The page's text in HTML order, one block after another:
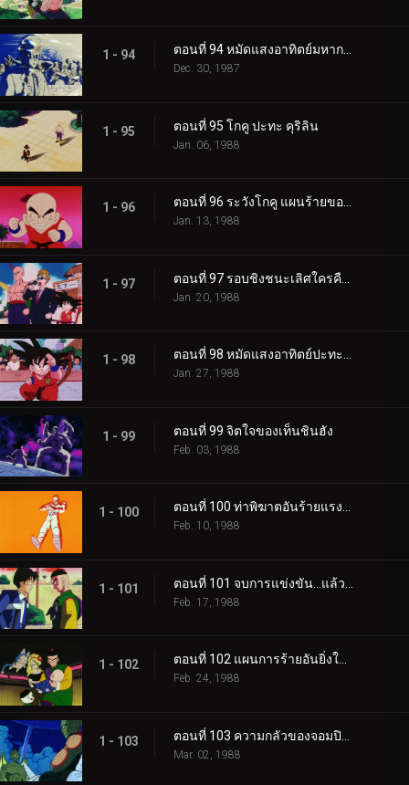
1 - 94 ตอนที่ 94 หมัดแสงอาทิตย์มหากาฬ
Dec. 30, 1987
1 - 95 ตอนที่ 95 โกคู ปะทะ คุริลิน
Jan. 06, 1988
1 - 96 ตอนที่ 96 ระวังโกคู แผนร้ายของคุริลิน
Jan. 13, 1988
1 - 97
Jan. 20, 1988
1 - 98 ตอนที่ 98 หมัดแสงอาทิตย์ปะทะพลังขั้นต่อสู้
Jan. 27, 1988
1 - 99 ตอนที่ 99 จิตใจของเท็นชินฮัง
Feb. 03, 1988
1 - 100 ตอนที่ 100 ท่าพิฆาตอันร้ายแรงที่สุด
Feb. 10, 1988
1 - 101
Feb. 17, 1988
1 - 102 ตอนที่ 102 แผนการร้ายอันยิ่งใหญ่
Feb. 24, 1988
1 - 103
Mar. 02, 1988